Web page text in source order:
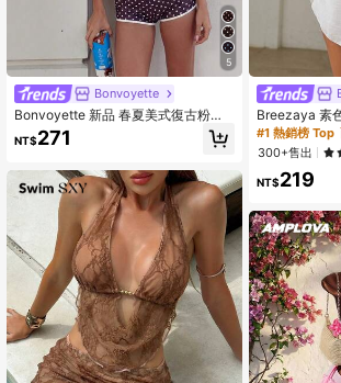
5
Bonvoyette
Bonvoyette 新品 春夏美式復古粉藍
卡通多巴胺沙丁魚印花掛脖式兩件式
泳衣 2件組
NT$271
Breezaya 素
#1 熱銷榜 Top
300+售出
NT$219